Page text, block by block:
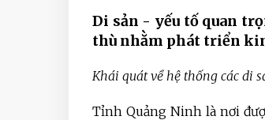
Di sản - yếu tố quan
thù nhằm phát triển
Khái quát về hệ thống các di
Tỉnh Quảng Ninh là nơi